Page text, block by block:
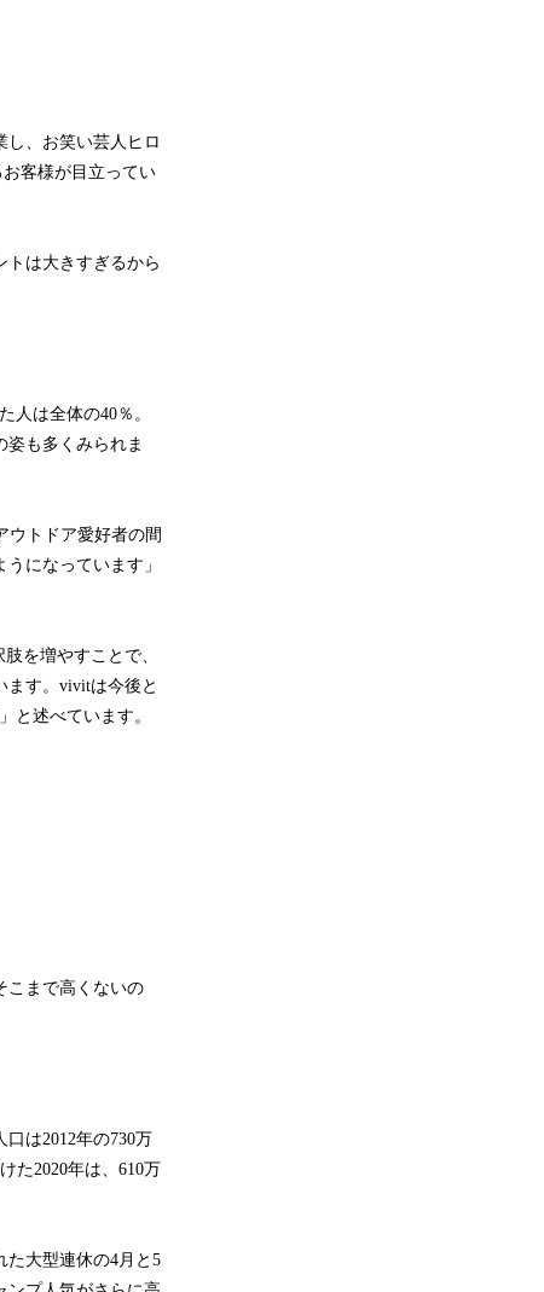
し、お笑い芸人ヒロ
客様が目立ってい
トは大きすぎるから
人は全体の40％。
姿も多くみられま
ウトドア愛好者の間
になっています」
を増やすことで、
ます。vivitは今後と
と述べています。
こまで高くないの
は2012年の730万
た2020年は、610万
た大型連休の4月と5